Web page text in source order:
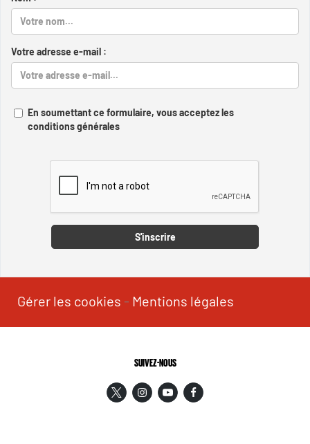
Votre adresse e-mail :
En soumettant ce formulaire, vous acceptez les
conditions générales
S'inscrire
Gérer les cookies - Mentions légales
SUIVEZ-NOUS